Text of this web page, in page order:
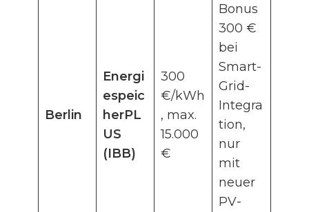
Berlin
Energi
espeic
herPL
US
(IBB)
300
€/kWh
, max.
15.000
€
Bonus
300 €
bei
Smart-
Grid-
Integra
tion,
nur
mit
neuer
PV-